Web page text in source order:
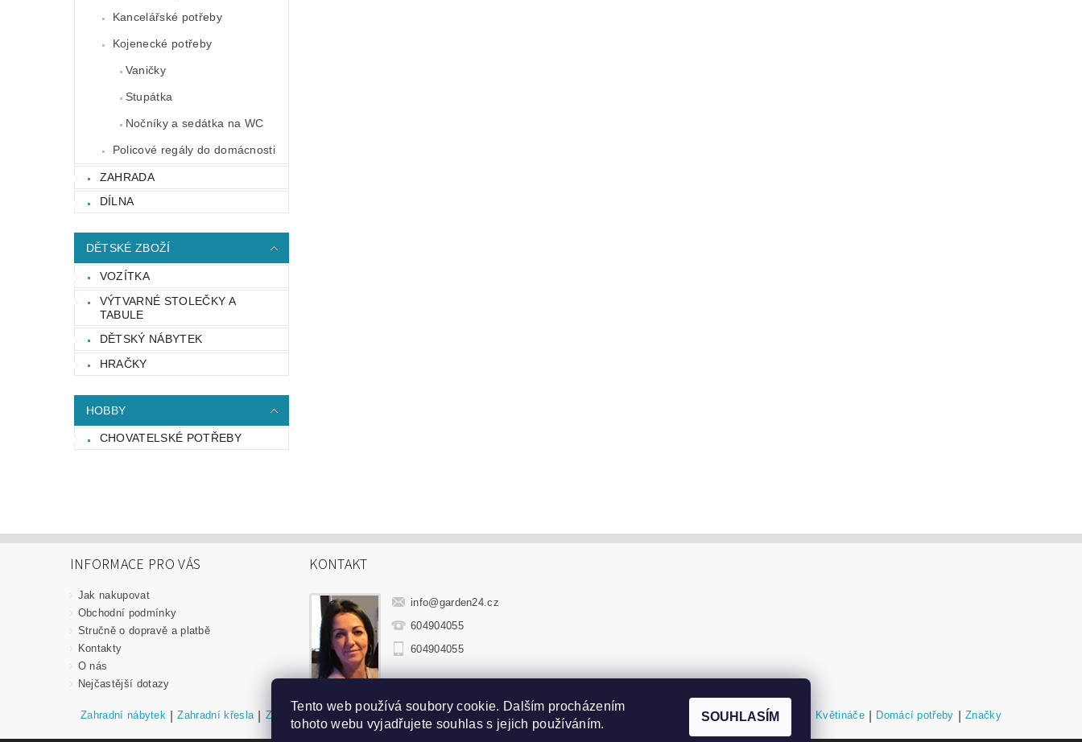
Kancelářské potřeby
Kojenecké potřeby
Vaničky
Stupátka
Nočníky a sedátka na WC
Policové regály do domácnosti
ZAHRADA
DÍLNA
DĚTSKÉ ZBOŽÍ
VOZÍTKA
VÝTVARNÉ STOLEČKY A
TABULE
DĚTSKÝ NÁBYTEK
HRAČKY
HOBBY
CHOVATELSKÉ POTŘEBY
INFORMACE PRO VÁS
Jak nakupovat
Obchodní podmínky
Stručně o dopravě a platbě
Kontakty
O nás
Nejčastější dotazy
KONTAKT
info@garden24.cz
604904055
604904055
Zahradní nábytek Zahradní křesla Zahradní stoly Zahradní sedací soupravy Zahradní houpačky | Slunečníky a podstavce Květináče Domácí potřeby Značky
Tento web používá soubory cookie. Dalším procházením
tohoto webu vyjadřujete souhlas s jejich používáním.
SOUHLASÍM